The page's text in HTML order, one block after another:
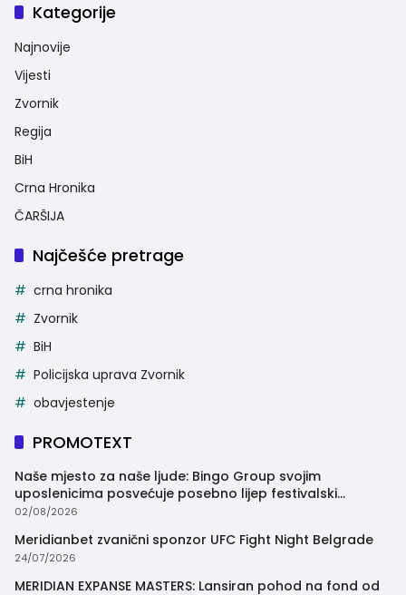
Kategorije
Najnovije
Vijesti
Zvornik
Regija
BiH
Crna Hronika
ČARŠIJA
Najčešće pretrage
crna hronika
Zvornik
BiH
Policijska uprava Zvornik
obavjestenje
PROMOTEXT
Naše mjesto za naše ljude: Bingo Group svojim
uposlenicima posvećuje posebno lijep festivalski
trenutak
02/08/2026
Meridianbet zvanični sponzor UFC Fight Night Belgrade
24/07/2026
MERIDIAN EXPANSE MASTERS: Lansiran pohod na fond od